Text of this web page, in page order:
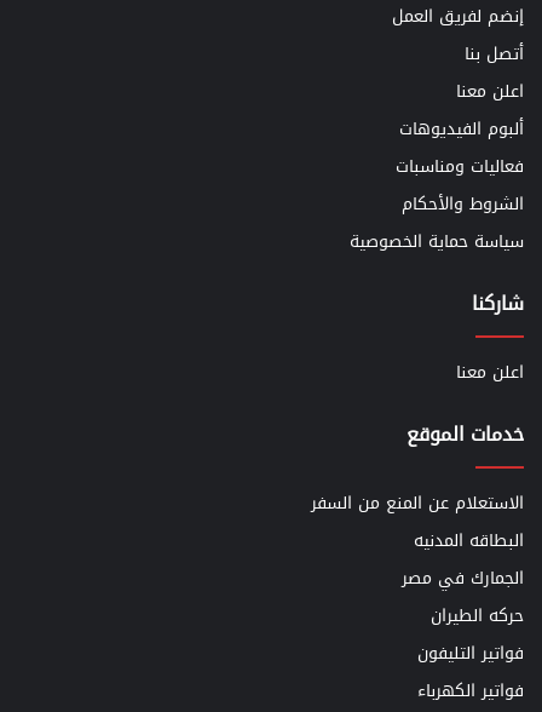
إنضم لفريق العمل
أتصل بنا
اعلن معنا
ألبوم الفيديوهات
فعاليات ومناسبات
الشروط والأحكام
سياسة حماية الخصوصية
شاركنا
اعلن معنا
خدمات الموقع
الاستعلام عن المنع من السفر
البطاقه المدنيه
الجمارك في مصر
حركه الطيران
فواتير التليفون
فواتير الكهرباء